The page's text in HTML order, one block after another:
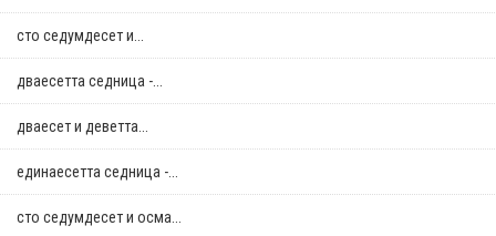
сто седумдесет и...
дваесетта седница -...
дваесет и деветта...
единаесетта седница -...
сто седумдесет и осма...